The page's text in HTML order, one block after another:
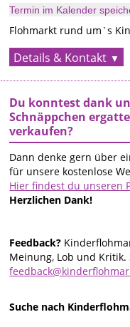
Termin im Kalender
Flohmarkt rund um`s
Details & Kontakt
Du konntest dank
Schnäppchen
verkaufen?
Dann denke gern über
für unsere kostenlose
Hier findest du unseren
Herzlichen Dank!
Feedback?
Meinung, Lob und
Suche nach